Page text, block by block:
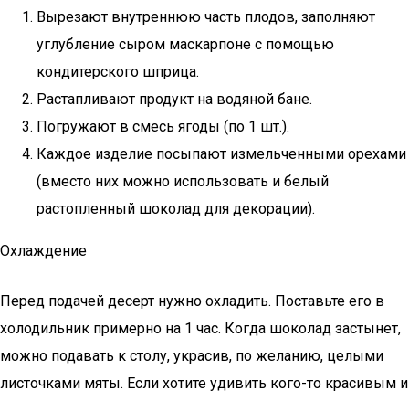
Вырезают внутреннюю часть плодов, заполняют
углубление сыром маскарпоне с помощью
кондитерского шприца.
Растапливают продукт на водяной бане.
Погружают в смесь ягоды (по 1 шт.).
Каждое изделие посыпают измельченными орехами
(вместо них можно использовать и белый
растопленный шоколад для декорации).
Охлаждение
Перед подачей десерт нужно охладить. Поставьте его в
холодильник примерно на 1 час. Когда шоколад застынет,
можно подавать к столу, украсив, по желанию, целыми
листочками мяты. Если хотите удивить кого-то красивым и